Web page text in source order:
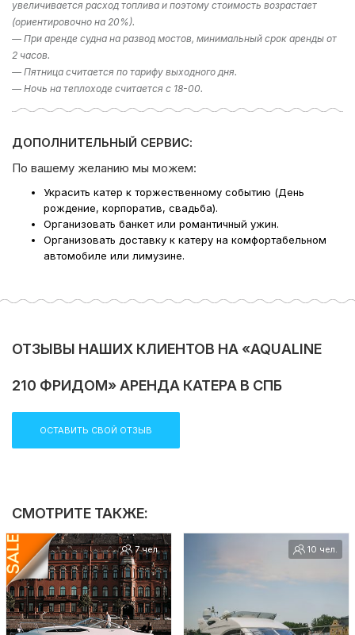
увеличивается расход топлива и поэтому стоимость возрастает
(ориентировочно на 20%).
— При аренде судна на развод мостов, минимальный срок аренды от
2 часов.
— Пятница считается по тарифу выходного дня.
— Ночь на теплоходе считается с 18-00.
ДОПОЛНИТЕЛЬНЫЙ СЕРВИС:
По вашему желанию мы можем:
Украсить катер к торжественному событию (День
рождение, корпоратив, свадьба).
Организовать банкет или романтичный ужин.
Организовать доставку к катеру на комфортабельном
автомобиле или лимузине.
ОТЗЫВЫ НАШИХ КЛИЕНТОВ НА «AQUALINE
210 ФРИДОМ» АРЕНДА КАТЕРА В СПБ
ОСТАВИТЬ СВОЙ ОТЗЫВ
СМОТРИТЕ ТАКЖЕ:
7 чел. 10 чел.